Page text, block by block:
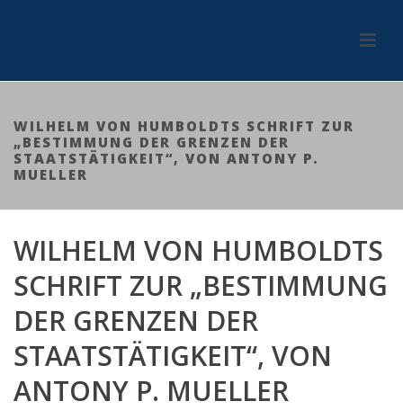
WILHELM VON HUMBOLDTS SCHRIFT ZUR
„BESTIMMUNG DER GRENZEN DER
STAATSTÄTIGKEIT“, VON ANTONY P.
MUELLER
WILHELM VON HUMBOLDTS
SCHRIFT ZUR „BESTIMMUNG
DER GRENZEN DER
STAATSTÄTIGKEIT“, VON
ANTONY P. MUELLER